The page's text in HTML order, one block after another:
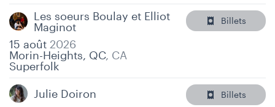
Les soeurs Boulay et Elliot
Maginot
15 août 2026
Morin-Heights, QC, CA
Superfolk
Billets
Julie Doiron
Billets